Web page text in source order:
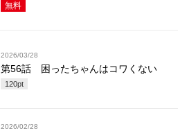
無料
2026/03/28
第56話 困ったちゃんはコワくない
120pt
2026/02/28